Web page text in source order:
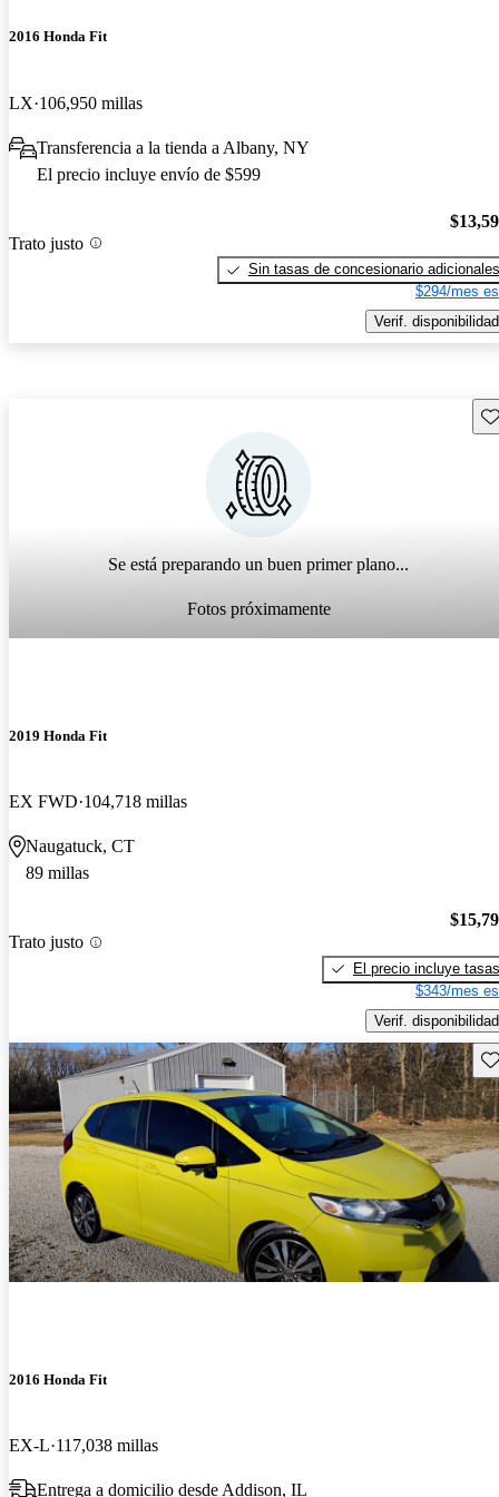
2016 Honda Fit
LX 106,950 millas
Transferencia a la tienda a Albany, NY
El precio incluye envío de $599
Trato justo
Sin tasas de concesionario adicionales
$294/mes
Verif. disponibilidad
Se está preparando un buen primer plano...
Fotos próximamente
2019 Honda Fit
EX FWD 104,718 millas
Naugatuck, CT
89 millas
Trato justo
El precio incluye tasas
$343/mes
Verif. disponibilidad
2016 Honda Fit
EX-L 117,038 millas
Entrega a domicilio desde Addison, IL